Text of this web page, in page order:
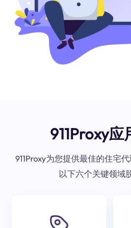
911Proxy应
911Proxy为您提供最佳的住宅
以下六个关键领域